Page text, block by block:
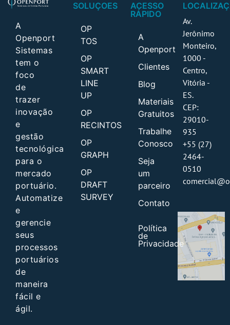
A
Openport
Sistemas
tem o
foco
de
trazer
inovação
e
gestão
tecnológica
para o
mercado
portuário.
Automatize
e
gerencie
seus
processos
portuários
de
maneira
fácil e
ágil.
SOLUÇOES
OP
TOS
OP
SMART
LINE
UP
OP
RECINTOS
OP
GRAPH
OP
DRAFT
SURVEY
ACESSO
RÁPIDO
A
Openport
Clientes
Blog
Materiais
Gratuitos
Trabalhe
Conosco
Seja
um
parceiro
Contato
Política
de
Privacidade
Av.
Jerônimo
Monteiro,
1000 -
Centro,
Vitória -
ES.
CEP:
29010-
935
+55 (27)
2464-
0510